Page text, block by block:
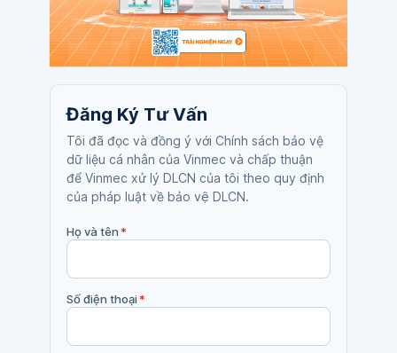
Đăng Ký Tư Vấn
Tôi đã đọc và đồng ý với Chính sách bảo vệ
dữ liệu cá nhân của Vinmec và chấp thuận
để Vinmec xử lý DLCN của tôi theo quy định
của pháp luật về bảo vệ DLCN.
Họ và tên*
Số điện thoại*